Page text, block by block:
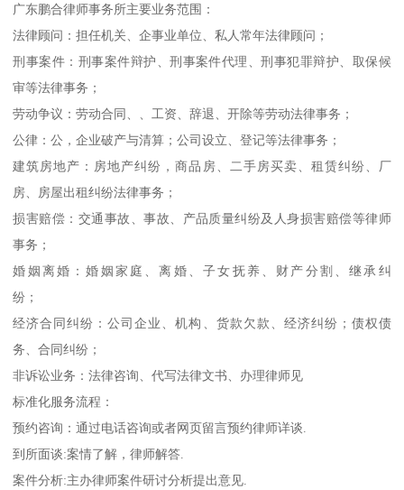
广东鹏合律师事务所主要业务范围：
法律顾问：担任机关、企事业单位、私人常年法律顾问；
刑事案件：刑事案件辩护、刑事案件代理、刑事犯罪辩护、取保候
审等法律事务；
劳动争议：劳动合同、、工资、辞退、开除等劳动法律事务；
公律：公，企业破产与清算；公司设立、登记等法律事务；
建筑房地产：房地产纠纷，商品房、二手房买卖、租赁纠纷、厂
房、房屋出租纠纷法律事务；
损害赔偿：交通事故、事故、产品质量纠纷及人身损害赔偿等律师
事务；
婚姻离婚：婚姻家庭、离婚、子女抚养、财产分割、继承纠
纷；
经济合同纠纷：公司企业、机构、货款欠款、经济纠纷；债权债
务、合同纠纷；
非诉讼业务：法律咨询、代写法律文书、办理律师见
标准化服务流程：
预约咨询：通过电话咨询或者网页留言预约律师详谈.
到所面谈:案情了解，律师解答.
案件分析:主办律师案件研讨分析提出意见.